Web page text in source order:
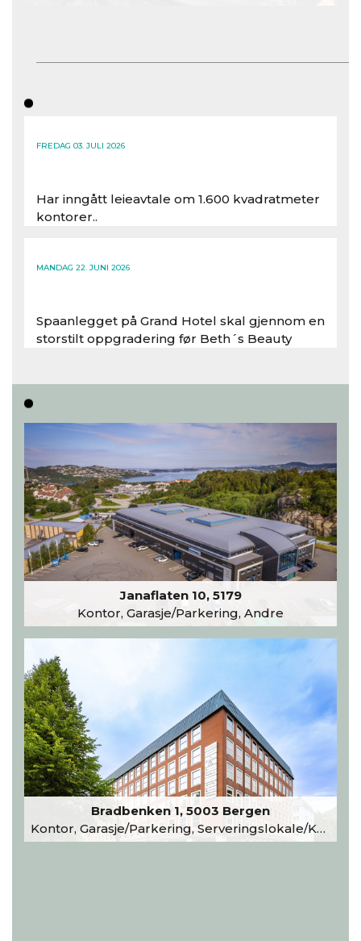
FREDAG 03. JULI 2026
Har inngått leieavtale om 1.600 kvadratmeter
kontorer..
MANDAG 22. JUNI 2026
Spaanlegget på Grand Hotel skal gjennom en
storstilt oppgradering før Beth´s Beauty
Les hele artikkelen
Janaflaten 10, 5179
Kontor, Garasje/Parkering, Andre
Bradbenken 1, 5003 Bergen
Kontor, Garasje/Parkering, Serveringslokale/Kantine, Undervisning/Arrangement